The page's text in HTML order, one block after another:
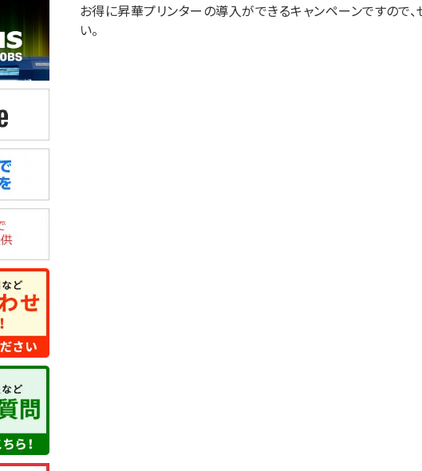
お得に昇華プリンターの導入ができるキャンペーンですので
い。